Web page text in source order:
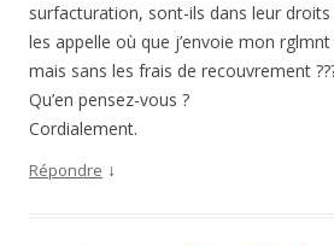
surfacturation, sont-ils dans leur droits
les appelle où que j’envoie mon
mais sans les frais de recouvrement
Qu’en pensez-vous ?
Cordialement.
Répondre ↓